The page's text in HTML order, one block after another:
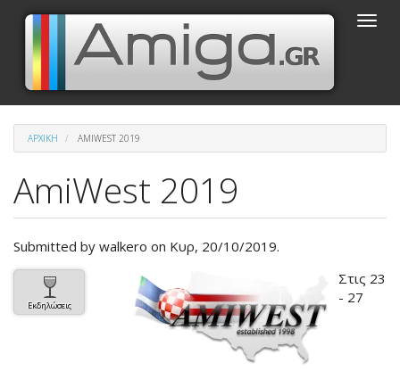
Παράκαμψη
κυρίως
περιεχόμενο
Toggle
ΑΡΧΙΚΉ AMIWEST 2019
AmiWest 2019
Submitted by walkero on Κυρ, 20/10/2019.
Εκδηλώσεις
Βασική
εικόνα
του
άρθρου
Στις 23
- 27